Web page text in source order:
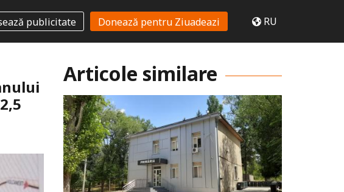
publicitate Donează pentru Ziuadeazi RU
Articole similare